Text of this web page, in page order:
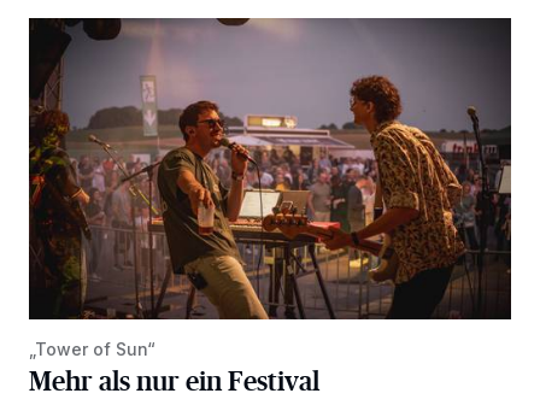
Mehr als nur ein Festival
„Tower of Sun“
Mehr als nur ein Festival